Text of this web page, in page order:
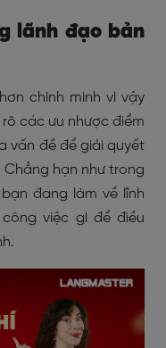
lãnh đạo bản
chính mình vì vậy
các ưu nhược điểm
vấn đề để giải quyết
hạn như trong
đang làm về lĩnh
việc gì để điều